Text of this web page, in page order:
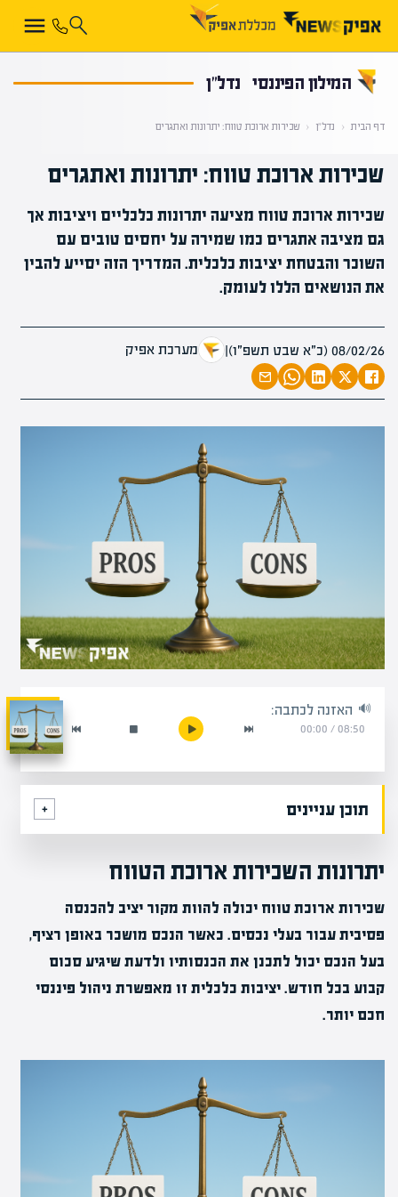
המילון הפיננסי נדל"ן
דף הבית ‹ נדל"ן ‹ שכירות ארוכת טווח: יתרונות ואתגרים
שכירות ארוכת טווח: יתרונות ואתגרים
שכירות ארוכת טווח מציעה יתרונות כלכליים ויציבות אך
גם מציבה אתגרים כמו שמירה על יחסים טובים עם
השוכר והבטחת יציבות כלכלית. המדריך הזה יסייע להבין
את הנושאים הללו לעומק.
08/02/26 (כ״א שבט תשפ״ו) | מערכת אפיק
האזנה לכתבה:
08:50
/
00:00
תוכן עניינים
יתרונות השכירות ארוכת הטווח
שכירות ארוכת טווח יכולה להוות מקור יציב להכנסה
פסיבית עבור בעלי נכסים. כאשר הנכס מושכר באופן רציף,
בעל הנכס יכול לתכנן את הכנסותיו ולדעת שיגיע סכום
קבוע בכל חודש. יציבות כלכלית זו מאפשרת ניהול פיננסי
חכם יותר.